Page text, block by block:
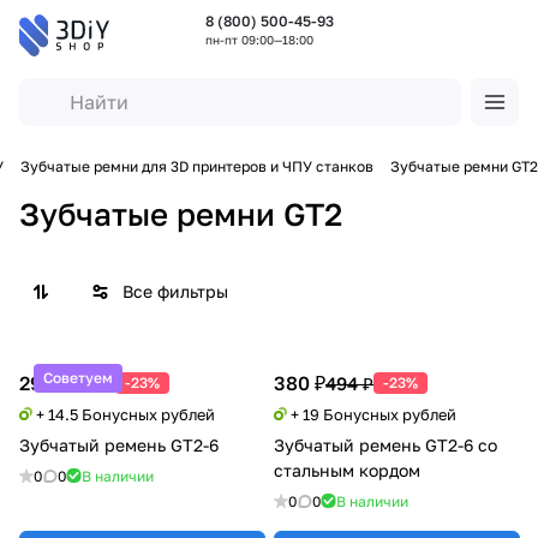
8 (800) 500-45-93
пн-пт 09:00—18:00
Зубчатые ремни для 3D принтеров и ЧПУ станков Зубчатые ремни GT2
Зубчатые ремни GT2
Все фильтры
Советуем
290 ₽377 ₽ -23%
+ 14.5 Бонусных рублей
Зубчатый ремень GT2-6
0 0 В наличии
380 ₽494 ₽ -23%
+ 19 Бонусных рублей
Зубчатый ремень GT2-6 со
стальным кордом
0 0 В наличии